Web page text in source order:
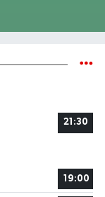
21:30
19:00